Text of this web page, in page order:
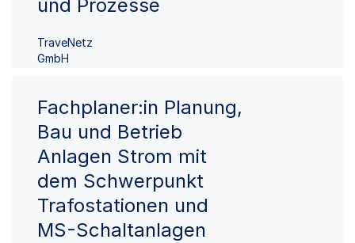
und Prozesse
TraveNetz
GmbH
Fachplaner:in Planung,
Bau und Betrieb
Anlagen Strom mit
dem Schwerpunkt
Trafostationen und
MS-Schaltanlagen